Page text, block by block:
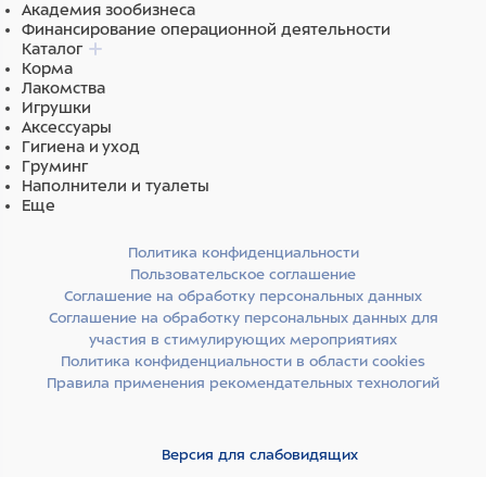
Академия зообизнеса
Финансирование операционной деятельности
Каталог
Корма
Лакомства
Игрушки
Аксессуары
Гигиена и уход
Груминг
Наполнители и туалеты
Еще
Политика конфиденциальности
Пользовательское соглашение
Соглашение на обработку персональных данных
Соглашение на обработку персональных данных для
участия в стимулирующих мероприятиях
Политика конфиденциальности в области cookies
Правила применения рекомендательных технологий
Версия для слабовидящих